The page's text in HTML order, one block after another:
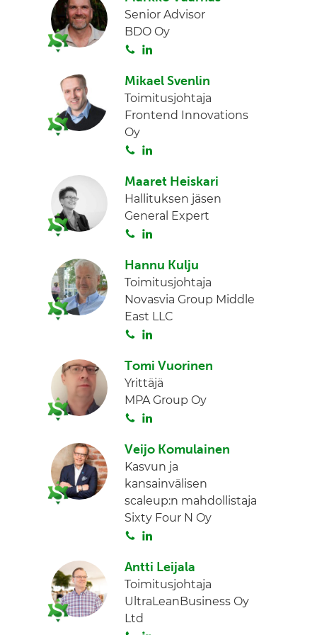
t
a
k
e
n
Senior Advisor
BDO Oy
S
i
t
a
n
k
e
Mikael Svenlin
Toimitusjohtaja
Frontend Innovations
Oy
S
i
t
a
n
k
e
n
Maaret Heiskari
Hallituksen jäsen
General Expert
S
i
t
a
n
k
e
d
Hannu Kulju
Toimitusjohtaja
Novasvia Group Middle
East LLC
S
i
t
a
n
k
e
n
Tomi Vuorinen
Yrittäjä
MPA Group Oy
S
i
t
a
n
k
e
d
Veijo Komulainen
Kasvun ja
kansainvälisen
scaleup:n mahdollistaja
Sixty Four N Oy
S
i
t
a
n
k
e
Antti Leijala
Toimitusjohtaja
UltraLeanBusiness Oy
Ltd